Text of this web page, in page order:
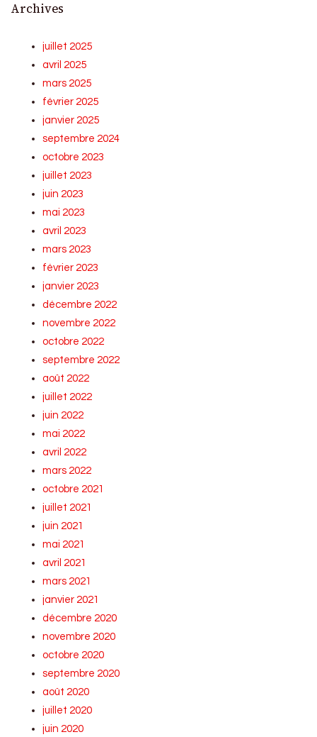
Archives
juillet 2025
avril 2025
mars 2025
février 2025
janvier 2025
septembre 2024
octobre 2023
juillet 2023
juin 2023
mai 2023
avril 2023
mars 2023
février 2023
janvier 2023
décembre 2022
novembre 2022
octobre 2022
septembre 2022
août 2022
juillet 2022
juin 2022
mai 2022
avril 2022
mars 2022
octobre 2021
juillet 2021
juin 2021
mai 2021
avril 2021
mars 2021
janvier 2021
décembre 2020
novembre 2020
octobre 2020
septembre 2020
août 2020
juillet 2020
juin 2020